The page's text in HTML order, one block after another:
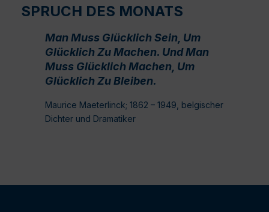
SPRUCH DES MONATS
Man Muss Glücklich Sein, Um
Glücklich Zu Machen. Und Man
Muss Glücklich Machen, Um
Glücklich Zu Bleiben.
Maurice Maeterlinck; 1862 – 1949, belgischer
Dichter und Dramatiker